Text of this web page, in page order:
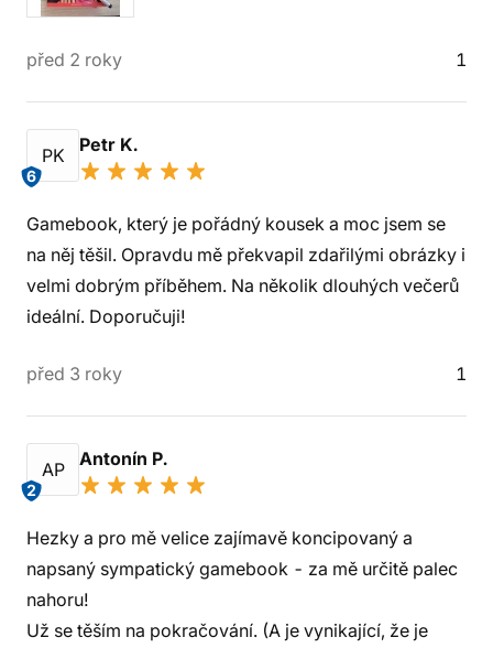
před 2 roky 1
PK
6
Petr K.
Gamebook, který je pořádný kousek a moc jsem se
na něj těšil. Opravdu mě překvapil zdařilými obrázky i
velmi dobrým příběhem. Na několik dlouhých večerů
ideální. Doporučuji!
před 3 roky 1
AP
2
Antonín P.
Hezky a pro mě velice zajímavě koncipovaný a
napsaný sympatický gamebook - za mě určitě palec
nahoru!
Už se těším na pokračování. (A je vynikající, že je